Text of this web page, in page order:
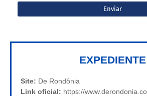
EXPEDIENTE
Site: De Rondônia
Link oficial: https://